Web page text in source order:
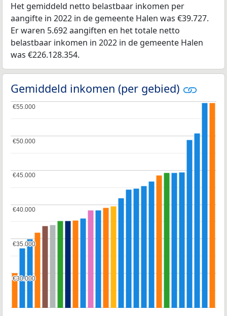
Het gemiddeld netto belastbaar inkomen per
aangifte in 2022 in de gemeente Halen was €39.727.
Er waren 5.692 aangiften en het totale netto
belastbaar inkomen in 2022 in de gemeente Halen
was €226.128.354.
Gemiddeld inkomen (per gebied)
€30.000
€30.000
€35.000
€35.000
€40.000
€40.000
€45.000
€45.000
€50.000
€50.000
€55.000
€55.000